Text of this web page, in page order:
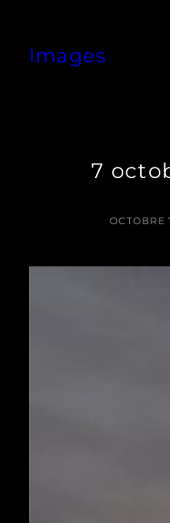
contenu
Images
7
OCTOBRE